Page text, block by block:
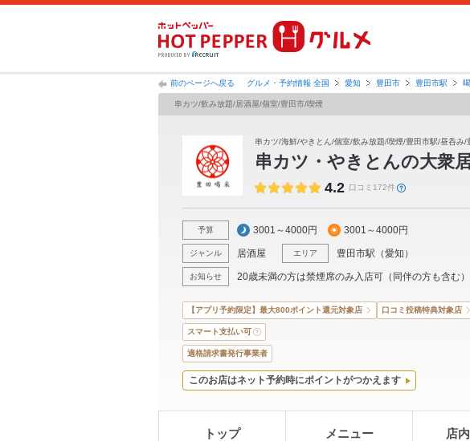
前のページへ戻る グルメ・予約情報 全国 愛知 豊田市 豊田市駅
串カツ/飲み放題/居酒屋/個室/豊田市/喫煙
串カツ/海鮮/やきとん/個室/飲み放題/喫煙/豊田市駅/昼呑み/
串カツ・やきとんの大衆
4.2 口コミ172件
予算 3001～4000円 3001～4000円
ジャンル 居酒屋 エリア 豊田市駅 （愛知 ）
お知らせ 20歳未満の方は禁煙席のみ入店可（同伴の方も含む）
【アプリ予約限定】最大800ポイント還元対象店 口コミ投稿特典対象店
スマート支払い可
適格請求書発行事業者
このお店はネット予約時にポイントがつかえます
トップ メニュー 店